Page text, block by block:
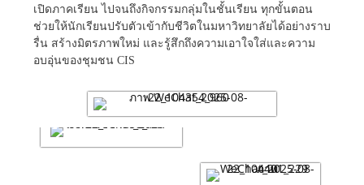
เปิดภาคเรียน ไปจนถึงกิจกรรมกลุ่มในชั้นเรียน ทุกขั้นตอน
ช่วยให้นักเรียนปรับตัวเข้ากับชีวิตในมหาวิทยาลัยได้อย่างราบ
รื่น สร้างมิตรภาพใหม่ และรู้สึกถึงความเอาใจใส่และความ
อบอุ่นของชุมชน CIS